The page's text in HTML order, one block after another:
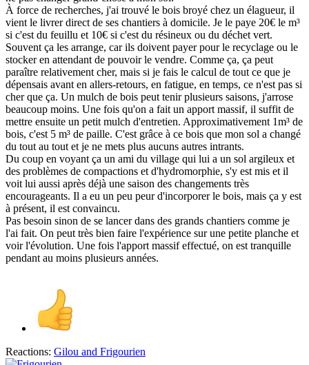
À force de recherches, j'ai trouvé le bois broyé chez un élagueur, il
vient le livrer direct de ses chantiers à domicile. Je le paye 20€ le m³
si c'est du feuillu et 10€ si c'est du résineux ou du déchet vert.
Souvent ça les arrange, car ils doivent payer pour le recyclage ou le
stocker en attendant de pouvoir le vendre. Comme ça, ça peut
paraître relativement cher, mais si je fais le calcul de tout ce que je
dépensais avant en allers-retours, en fatigue, en temps, ce n'est pas si
cher que ça. Un mulch de bois peut tenir plusieurs saisons, j'arrose
beaucoup moins. Une fois qu'on a fait un apport massif, il suffit de
mettre ensuite un petit mulch d'entretien. Approximativement 1m³ de
bois, c'est 5 m³ de paille. C'est grâce à ce bois que mon sol a changé
du tout au tout et je ne mets plus aucuns autres intrants.
Du coup en voyant ça un ami du village qui lui a un sol argileux et
des problèmes de compactions et d'hydromorphie, s'y est mis et il
voit lui aussi après déjà une saison des changements très
encourageants. Il a eu un peu peur d'incorporer le bois, mais ça y est
à présent, il est convaincu.
Pas besoin sinon de se lancer dans des grands chantiers comme je
l'ai fait. On peut très bien faire l'expérience sur une petite planche et
voir l'évolution. Une fois l'apport massif effectué, on est tranquille
pendant au moins plusieurs années.
Reactions: Gilou and Frigourien